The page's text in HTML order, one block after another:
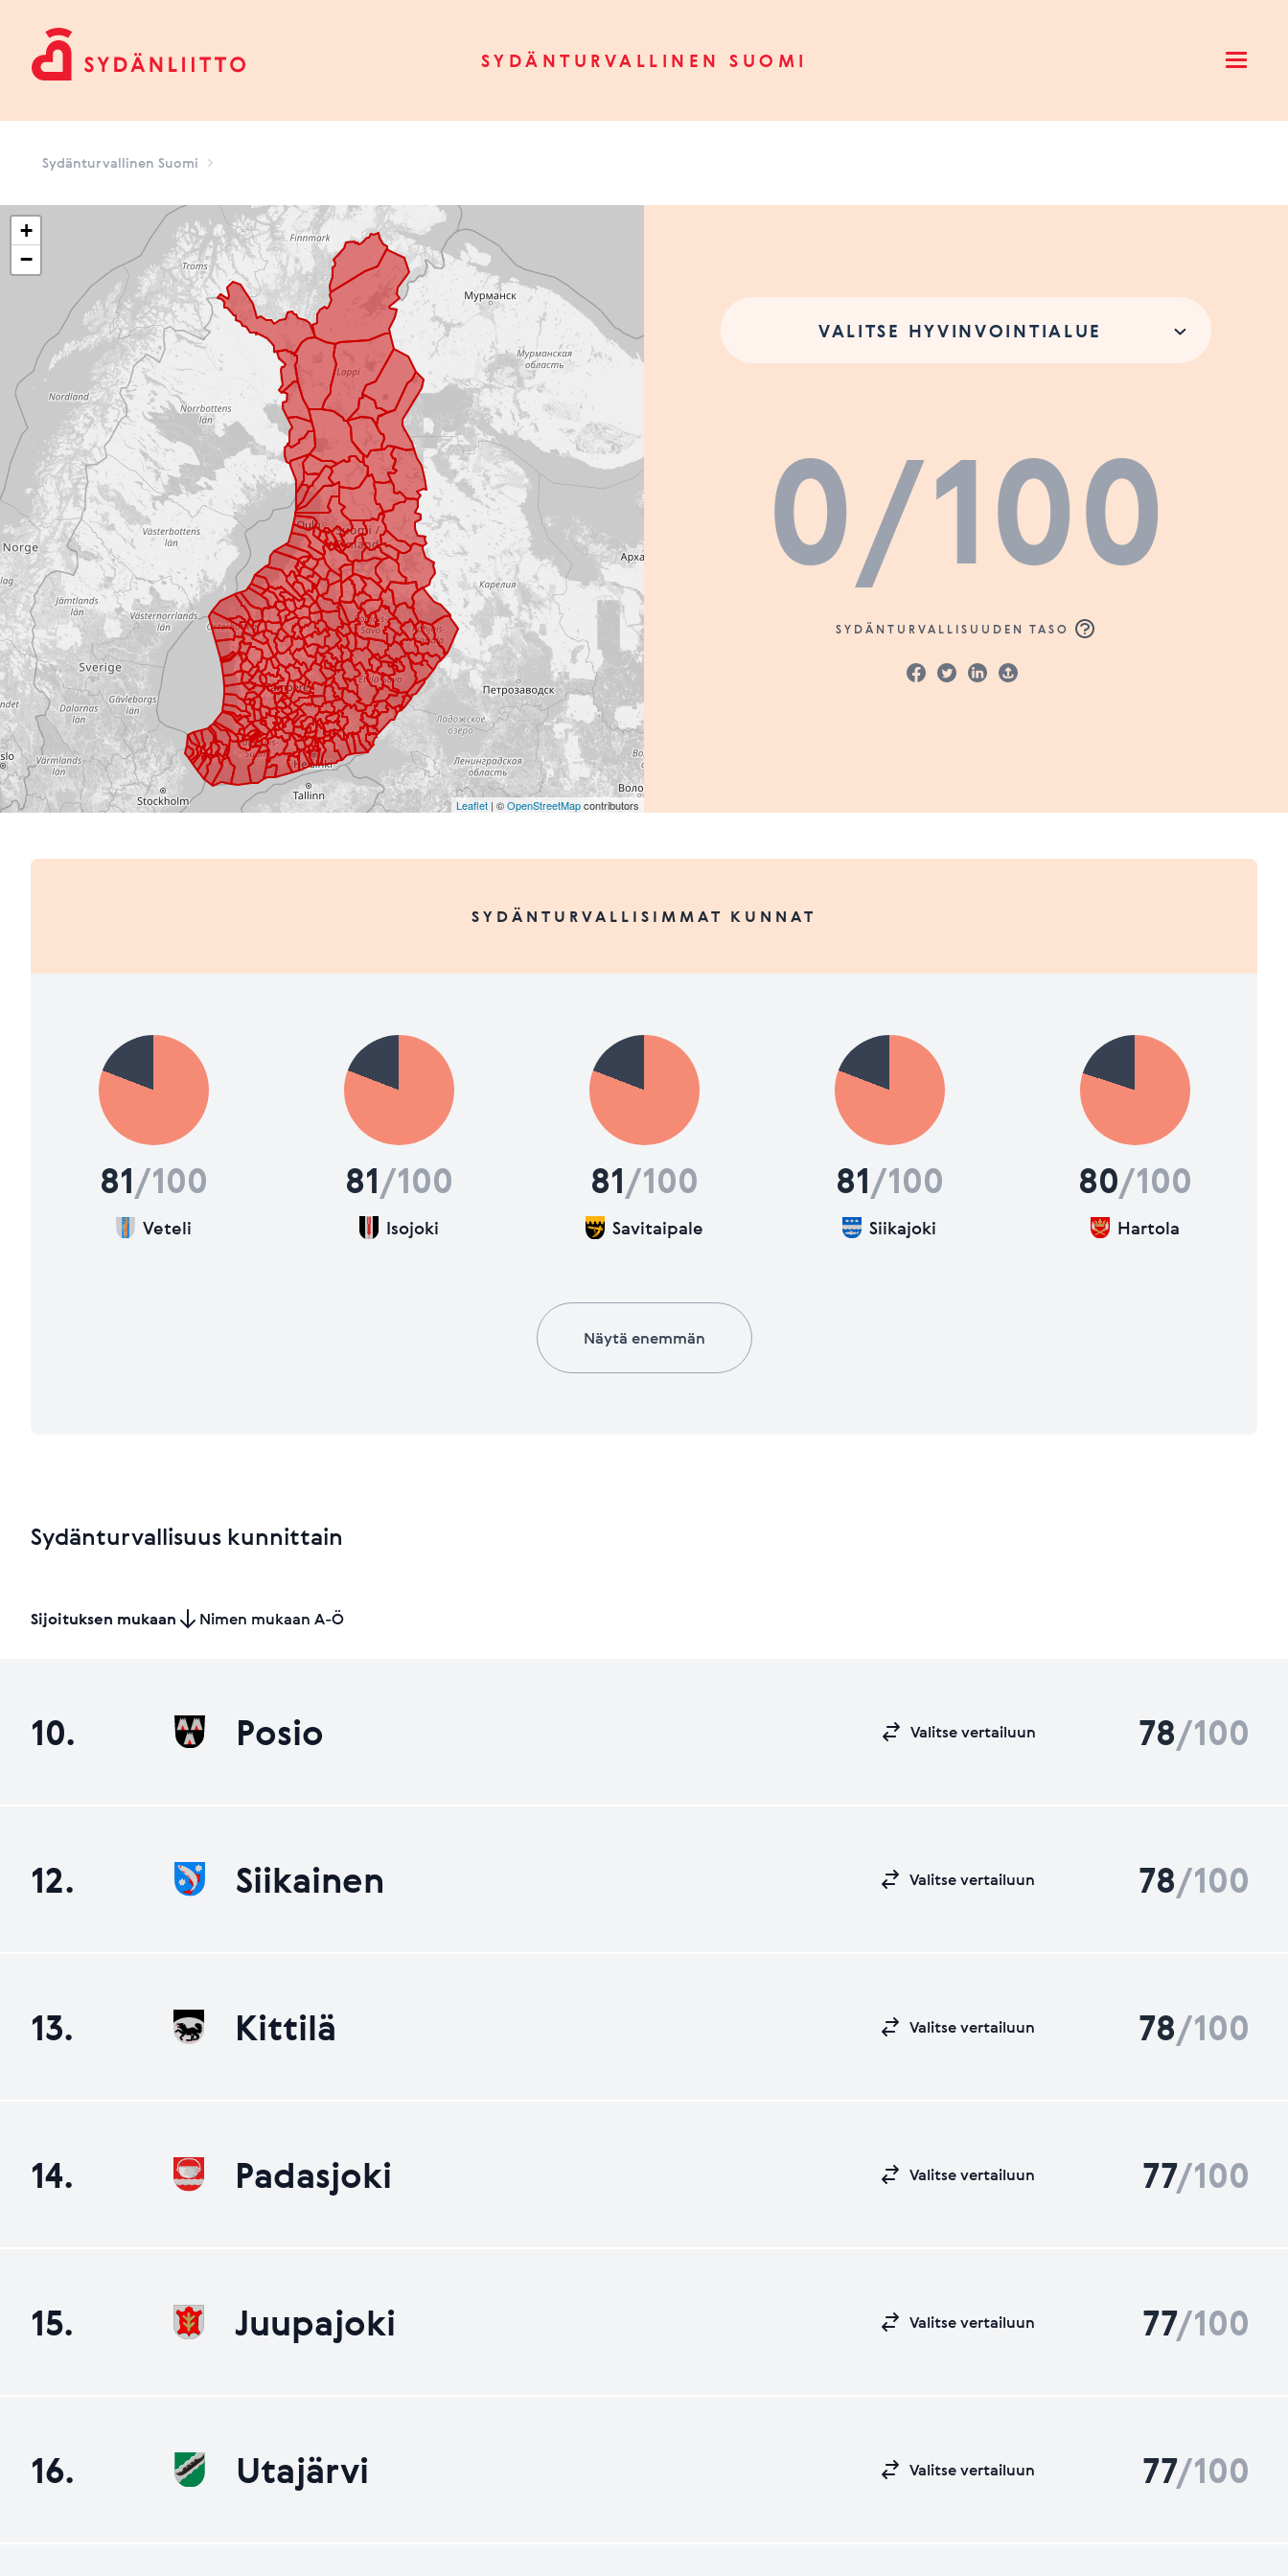
SYDÄNTURVALLINEN SUOMI Open
Sydänturvallinen Suomi
VALITSE HYVINVOINTIALUE
0/100
SYDÄNTURVALLISUUDEN TASO
+
−
Leaflet | ©OpenStreetMapcontributors
SYDÄNTURVALLISIMMAT KUNNAT
81/100
Veteli
81/100
Isojoki
81/100
Savitaipale
81/100
Siikajoki
80/100
Hartola
Näytä enemmän
Sydänturvallisuus kunnittain
Sijoituksen mukaan Nimen mukaan A-Ö
10. Posio Valitse vertailuun 78/100
12. Siikainen Valitse vertailuun 78/100
13. Kittilä Valitse vertailuun 78/100
14. Padasjoki Valitse vertailuun 77/100
15. Juupajoki Valitse vertailuun 77/100
16. Utajärvi Valitse vertailuun 77/100